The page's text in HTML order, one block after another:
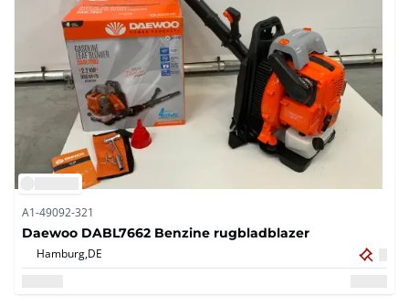
A1-49092-321
Daewoo DABL7662 Benzine rugbladblazer
Hamburg,DE